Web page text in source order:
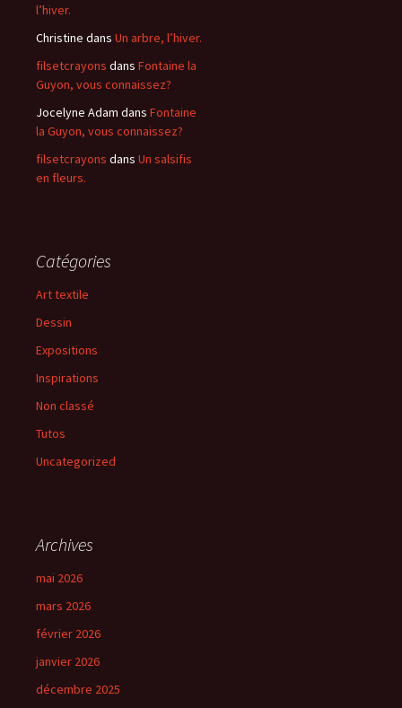
l’hiver.
Christine dans Un arbre, l’hiver.
filsetcrayons dans Fontaine la
Guyon, vous connaissez?
Jocelyne Adam dans Fontaine
la Guyon, vous connaissez?
filsetcrayons dans Un salsifis
en fleurs.
Catégories
Art textile
Dessin
Expositions
Inspirations
Non classé
Tutos
Uncategorized
Archives
mai 2026
mars 2026
février 2026
janvier 2026
décembre 2025